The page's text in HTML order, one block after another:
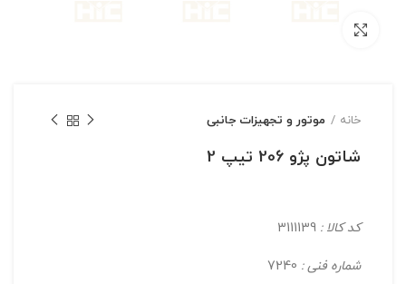
خانه موتور و تجهیزات جانبی
شاتون پژو 206 تیپ 2
کد کالا :
شماره فنی :